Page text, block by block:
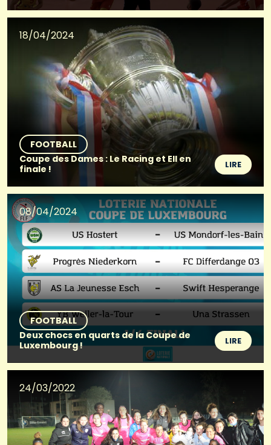
18/04/2024
FOOTBALL
Coupe des Dames : Le Racing et Ell en
finale !
LIRE
08/04/2024
FOOTBALL
Deux chocs en quarts de la Coupe de
Luxembourg !
LIRE
24/03/2022